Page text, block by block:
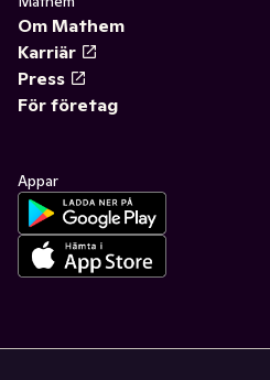
Om Mathem
Karriär
Press
För företag
Appar